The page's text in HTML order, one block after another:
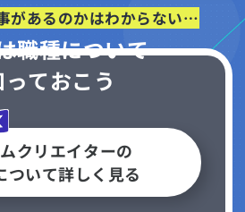
があるのかはわからない…
職種について
ておこう
クリエイターの
ついて詳しく見る